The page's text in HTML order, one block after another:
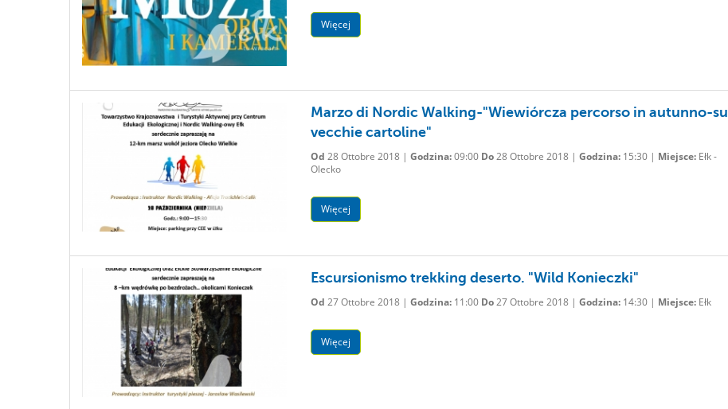
Więcej
Marzo di Nordic Walking-"Wiewiórcza percorso in autunno-su
vecchie cartoline"
Od 28 Ottobre 2018 | Godzina:09:00 Do28 Ottobre 2018 | Godzina:15:30 | Miejsce:Ełk -
Olecko
Więcej
Escursionismo trekking deserto. "Wild Konieczki"
Od 27 Ottobre 2018 | Godzina:11:00 Do27 Ottobre 2018 | Godzina:14:30 | Miejsce:Ełk
Więcej